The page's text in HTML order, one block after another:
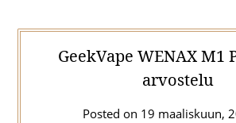
GeekVape WENAX M1
arvostelu
Posted on 19 maaliskuun,